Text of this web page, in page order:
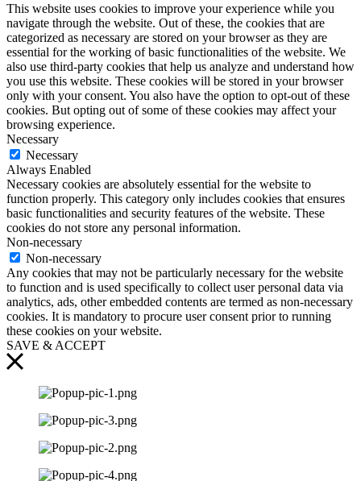
This website uses cookies to improve your experience while you
navigate through the website. Out of these, the cookies that are
categorized as necessary are stored on your browser as they are
essential for the working of basic functionalities of the website. We
also use third-party cookies that help us analyze and understand how
you use this website. These cookies will be stored in your browser
only with your consent. You also have the option to opt-out of these
cookies. But opting out of some of these cookies may affect your
browsing experience.
Necessary
Necessary
Always Enabled
Necessary cookies are absolutely essential for the website to
function properly. This category only includes cookies that ensures
basic functionalities and security features of the website. These
cookies do not store any personal information.
Non-necessary
Non-necessary
Any cookies that may not be particularly necessary for the website
to function and is used specifically to collect user personal data via
analytics, ads, other embedded contents are termed as non-necessary
cookies. It is mandatory to procure user consent prior to running
these cookies on your website.
SAVE & ACCEPT